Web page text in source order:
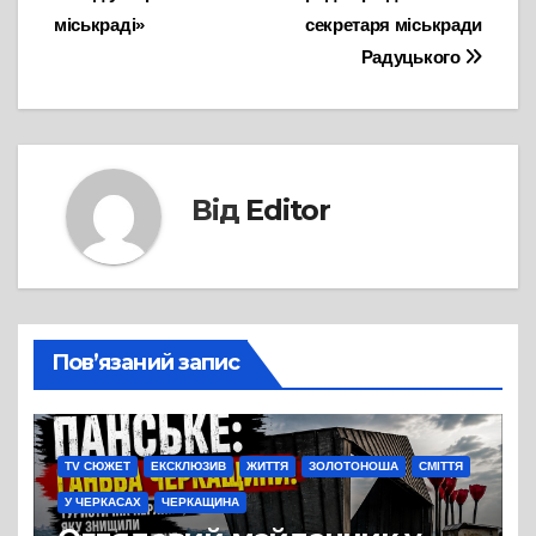
секретаря міськради
Радуцького
міськраді»
Від Editor
Пов’язаний запис
TV СЮЖЕТ ЕКСКЛЮЗИВ ЖИТТЯ ЗОЛОТОНОША СМІТТЯ
У ЧЕРКАСАХ ЧЕРКАЩИНА